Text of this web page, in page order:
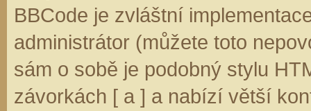
BBCode je zvláštní
administrátor (můžete toto
sám o sobě je podobný stylu
závorkách [ a ] a nabízí větší